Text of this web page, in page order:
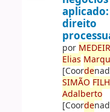
direito
por MEDE
Elias
[Coorde
SIMÃO
Adalberto
[Coorde